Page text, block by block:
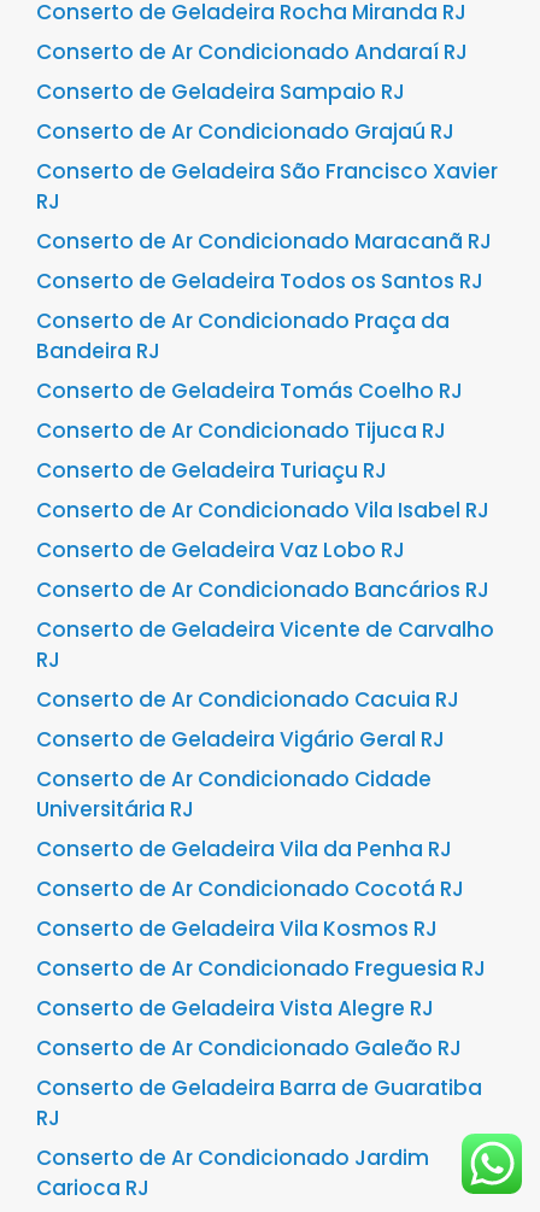
Conserto de Geladeira Rocha Miranda RJ
Conserto de Ar Condicionado Andaraí RJ
Conserto de Geladeira Sampaio RJ
Conserto de Ar Condicionado Grajaú RJ
Conserto de Geladeira São Francisco Xavier
RJ
Conserto de Ar Condicionado Maracanã RJ
Conserto de Geladeira Todos os Santos RJ
Conserto de Ar Condicionado Praça da
Bandeira RJ
Conserto de Geladeira Tomás Coelho RJ
Conserto de Ar Condicionado Tijuca RJ
Conserto de Geladeira Turiaçu RJ
Conserto de Ar Condicionado Vila Isabel RJ
Conserto de Geladeira Vaz Lobo RJ
Conserto de Ar Condicionado Bancários RJ
Conserto de Geladeira Vicente de Carvalho
RJ
Conserto de Ar Condicionado Cacuia RJ
Conserto de Geladeira Vigário Geral RJ
Conserto de Ar Condicionado Cidade
Universitária RJ
Conserto de Geladeira Vila da Penha RJ
Conserto de Ar Condicionado Cocotá RJ
Conserto de Geladeira Vila Kosmos RJ
Conserto de Ar Condicionado Freguesia RJ
Conserto de Geladeira Vista Alegre RJ
Conserto de Ar Condicionado Galeão RJ
Conserto de Geladeira Barra de Guaratiba
RJ
Conserto de Ar Condicionado Jardim
Carioca RJ